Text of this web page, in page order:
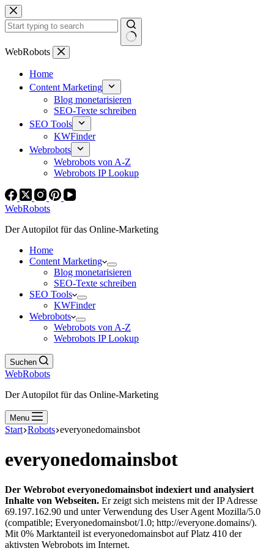
Zum
Inhalt
springen
Keine
WebRobots
Home
Content Marketing
Blog monetarisieren
SEO-Texte schreiben
SEO Tools
KWFinder
Webrobots
Webrobots von A-Z
Webrobots IP Lookup
WebRobots
Der Autopilot für das Online-Marketing
Home
Content Marketing
Blog monetarisieren
SEO-Texte schreiben
SEO Tools
KWFinder
Webrobots
Webrobots von A-Z
Webrobots IP Lookup
Suchen
WebRobots
Der Autopilot für das Online-Marketing
Menu
Start Robots everyonedomainsbot
everyonedomainsbot
Der Webrobot everyonedomainsbot indexiert und analysiert
Inhalte von Webseiten. Er zeigt sich meistens mit der IP Adresse
69.197.162.90 und unter Verwendung des User Agent Mozilla/5.0
(compatible; Everyonedomainsbot/1.0; http://everyone.domains/).
Mit 0% Marktanteil ist everyonedomainsbot auf Platz 410 der
aktivsten Webrobots im Internet.